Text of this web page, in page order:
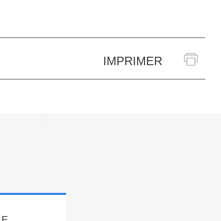
IMPRIMER